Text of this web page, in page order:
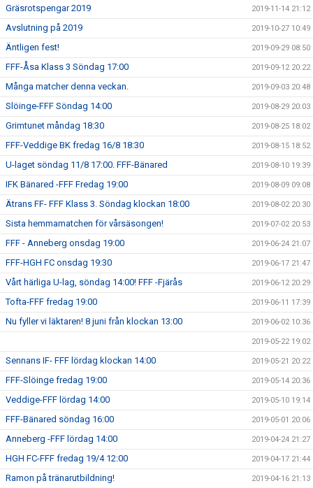
Gräsrotspengar 2019 2019-11-14 21:12
Avslutning på 2019 2019-10-27 10:49
Äntligen fest! 2019-09-29 08:50
FFF-Åsa Klass 3 Söndag 17:00 2019-09-12 20:22
Många matcher denna veckan. 2019-09-03 20:48
Slöinge-FFF Söndag 14:00 2019-08-29 20:03
Grimtunet måndag 18:30 2019-08-25 18:02
FFF-Veddige BK fredag 16/8 18:30 2019-08-15 18:52
U-laget söndag 11/8 17:00. FFF-Bänared 2019-08-10 19:39
IFK Bänared -FFF Fredag 19:00 2019-08-09 09:08
Ätrans FF- FFF Klass 3. Söndag klockan 18:00 2019-08-02 20:30
Sista hemmamatchen för vårsäsongen! 2019-07-02 20:53
FFF - Anneberg onsdag 19:00 2019-06-24 21:07
FFF-HGH FC onsdag 19:30 2019-06-17 21:47
Vårt härliga U-lag, söndag 14:00! FFF -Fjärås 2019-06-12 20:29
Tofta-FFF fredag 19:00 2019-06-11 17:39
Nu fyller vi läktaren! 8 juni från klockan 13:00 2019-06-02 10:36
2019-05-22 19:02
Sennans IF- FFF lördag klockan 14:00 2019-05-21 20:22
FFF-Slöinge fredag 19:00 2019-05-14 20:36
Veddige-FFF lördag 14:00 2019-05-10 19:14
FFF-Bänared söndag 16:00 2019-05-01 20:06
Anneberg -FFF lördag 14:00 2019-04-24 21:27
HGH FC-FFF fredag 19/4 12:00 2019-04-17 21:44
Ramon på tränarutbildning! 2019-04-16 21:13